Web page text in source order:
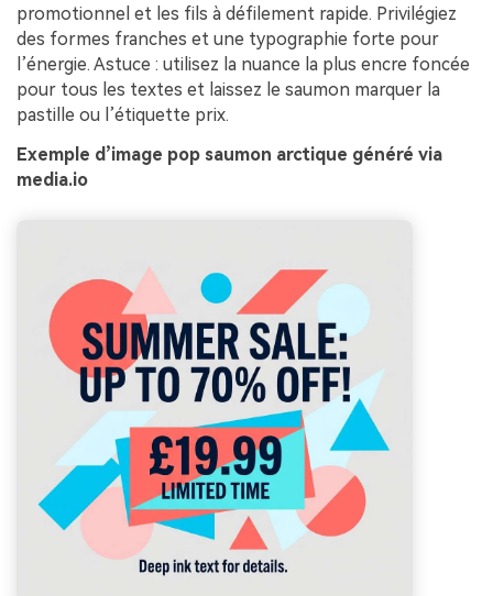
promotionnel et les fils à défilement rapide. Privilégiez
des formes franches et une typographie forte pour
l’énergie. Astuce : utilisez la nuance la plus encre foncée
pour tous les textes et laissez le saumon marquer la
pastille ou l’étiquette prix.
Exemple d’image pop saumon arctique généré via
media.io